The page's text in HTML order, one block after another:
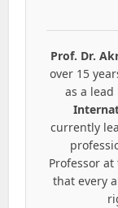
Prof. Dr.
over 15
as a lead
currently
Professor
that every